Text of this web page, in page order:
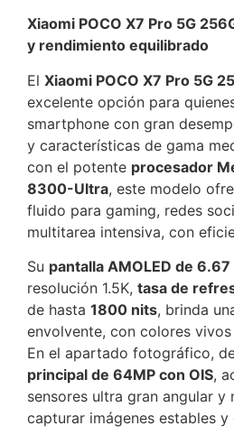
Xiaomi POCO X7 Pro 5G
y rendimiento equilibrado
El Xiaomi POCO X7 Pro 5G
excelente opción para
smartphone con gran
y características de gama
con el potente procesador
8300-Ultra, este modelo
fluido para gaming, redes
multitarea intensiva, con
Su pantalla AMOLED de
resolución 1.5K, tasa de
de hasta 1800 nits, brinda
envolvente, con colores
En el apartado fotográfico,
principal de 64MP con OIS,
sensores ultra gran angular y
capturar imágenes estables